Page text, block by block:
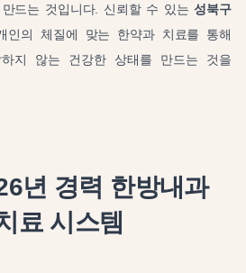
드는 것입니다. 신뢰할 수 있는성북구
인의 체질에 맞는 한약과 치료를 통해
하지 않는 건강한 상태를 만드는 것을
년 경력 한방내과
료 시스템